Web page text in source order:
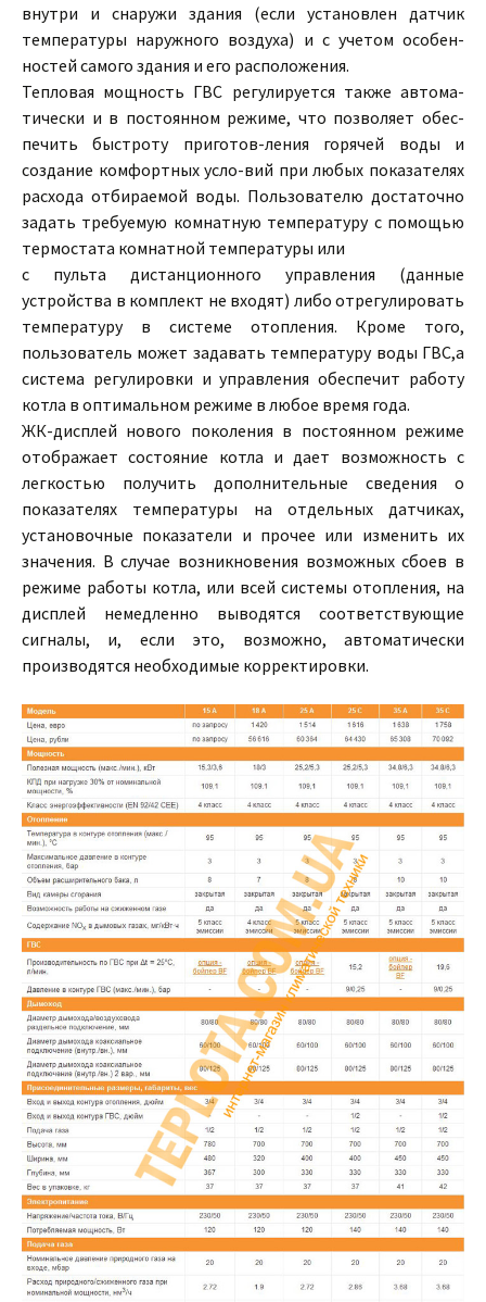
внутри и снаружи здания (если установлен датчик
температуры наружного воздуха) и с учетом особен-
ностей самого здания и его расположения.
Тепловая мощность ГВС регулируется также автома-
тически и в постоянном режиме, что позволяет обес-
печить быстроту приготов-ления горячей воды и
создание комфортных усло-вий при любых показателях
расхода отбираемой воды. Пользователю достаточно
задать требуемую комнатную температуру с помощью
термостата комнатной температуры или
с пульта дистанционного управления (данные
устройства в комплект не входят) либо отрегулировать
температуру в системе отопления. Кроме того,
пользователь может задавать температуру воды ГВС,а
система регулировки и управления обеспечит работу
котла в оптимальном режиме в любое время года.
ЖК-дисплей нового поколения в постоянном режиме
отображает состояние котла и дает возможность с
легкостью получить дополнительные сведения о
показателях температуры на отдельных датчиках,
установочные показатели и прочее или изменить их
значения. В случае возникновения возможных сбоев в
режиме работы котла, или всей системы отопления, на
дисплей немедленно выводятся соответствующие
сигналы, и, если это, возможно, автоматически
производятся необходимые корректировки.